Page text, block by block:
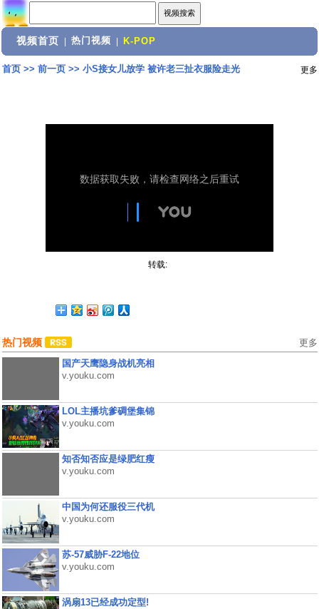
视频首页 热门视频 K-POP
首页>> 前一页>> 小S接女儿放学 被许老三扯衣服险走光 更多
转载:
热门视频 更多
国产天鹰隐身战机亮相
v.youku.com
LOL主播坑爹碉堡集锦
v.youku.com
知否知否应是绿肥红瘦
v.youku.com
中国为何还服役三代机
v.youku.com
苏-57威胁F-22地位
v.youku.com
涡扇13已经成功定型!